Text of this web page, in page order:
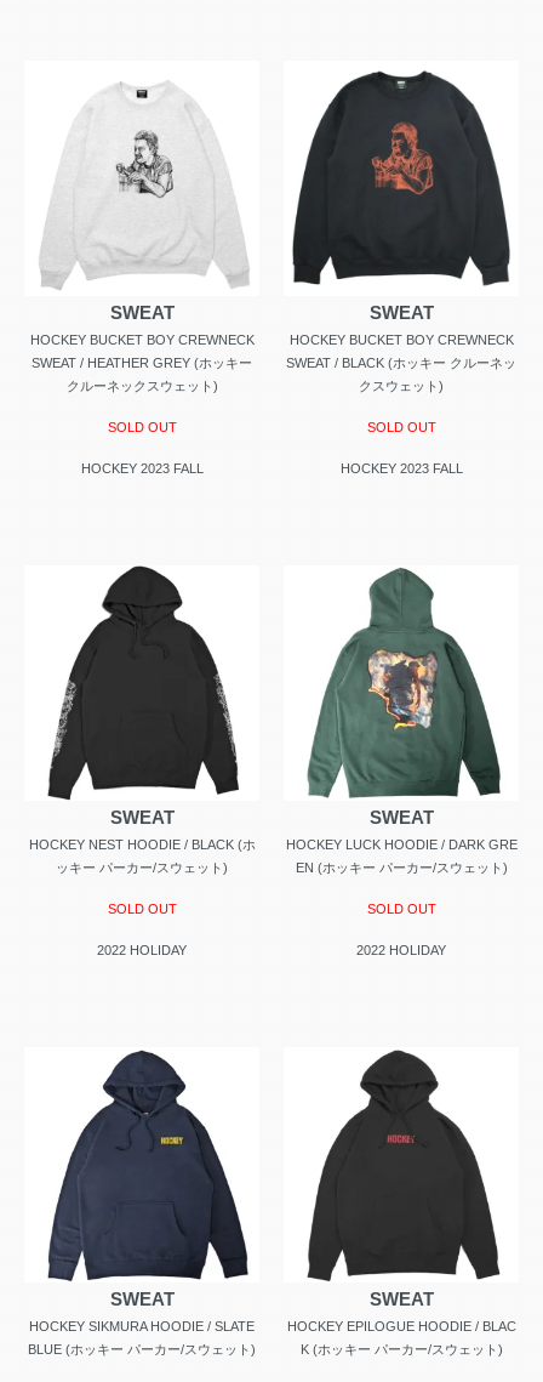
SWEAT
HOCKEY BUCKET BOY CREWNECK
SWEAT / HEATHER GREY (ホッキー
クルーネックスウェット)
SOLD OUT
HOCKEY 2023 FALL
SWEAT
HOCKEY BUCKET BOY CREWNECK
SWEAT / BLACK (ホッキー クルーネッ
クスウェット)
SOLD OUT
HOCKEY 2023 FALL
SWEAT
HOCKEY NEST HOODIE / BLACK (ホ
ッキー パーカー/スウェット)
SOLD OUT
2022 HOLIDAY
SWEAT
HOCKEY LUCK HOODIE / DARK GRE
EN (ホッキー パーカー/スウェット)
SOLD OUT
2022 HOLIDAY
SWEAT
HOCKEY SIKMURA HOODIE / SLATE
BLUE (ホッキー パーカー/スウェット)
SWEAT
HOCKEY EPILOGUE HOODIE / BLAC
K (ホッキー パーカー/スウェット)